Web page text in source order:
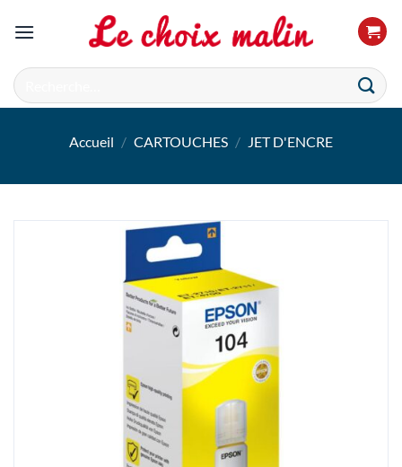
Recherche
pour :
Accueil / CARTOUCHES / JET D'ENCRE